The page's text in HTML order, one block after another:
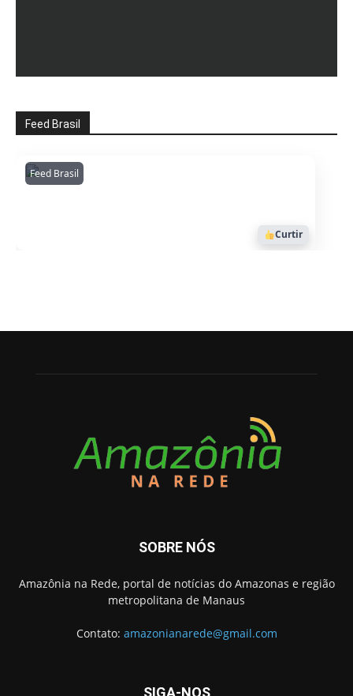
Feed Brasil
Feed BrasilAmazonianarede
1053
Curtir
SOBRE NÓS
Amazônia na Rede, portal de notícias do Amazonas e região
metropolitana de Manaus
Contato: amazonianarede@gmail.com